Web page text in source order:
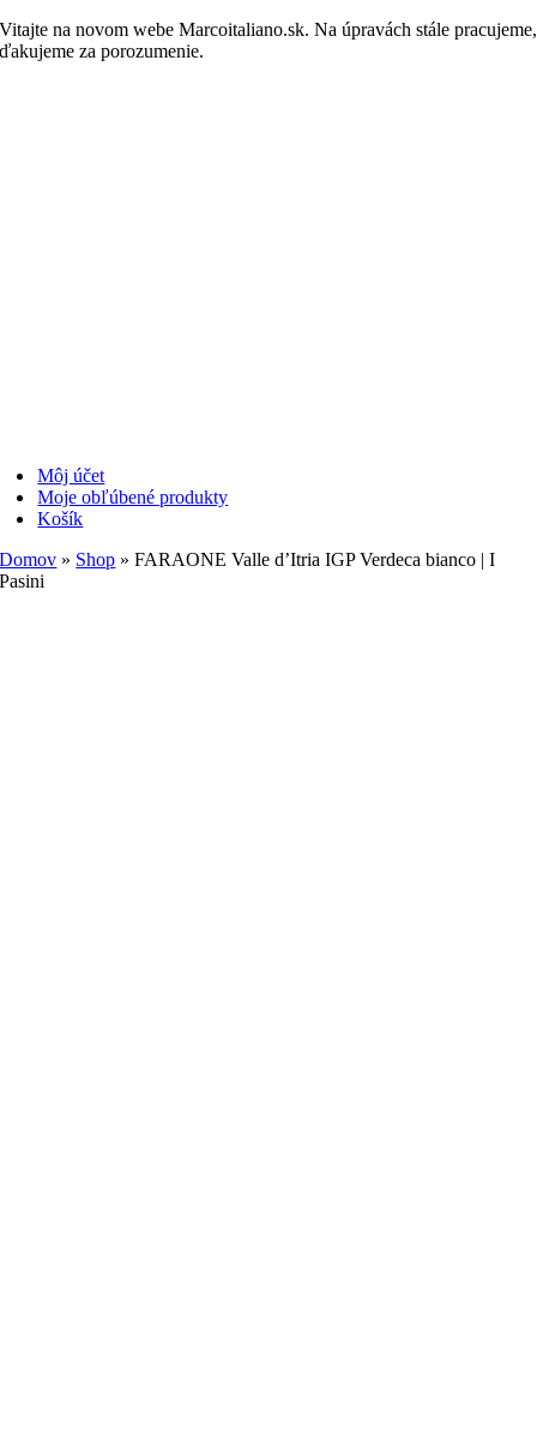
Skip
to
Vitajte na novom webe Marcoitaliano.sk. Na úpravách stále pracujeme,
ďakujeme za porozumenie.
Môj účet
Moje obľúbené produkty
Košík
Domov » Shop »FARAONE Valle d’Itria IGP Verdeca bianco | I
Pasini